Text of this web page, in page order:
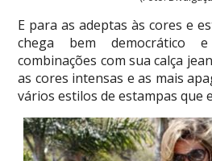
E para as adeptas às cores e
chega bem democrático
combinações com sua calça
as cores intensas e as mais
vários estilos de estampas que